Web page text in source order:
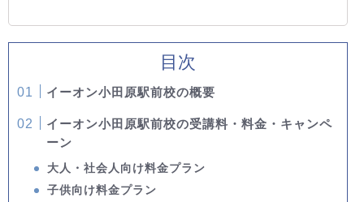
目次
イーオン小田原駅前校の概要
イーオン小田原駅前校の受講料・料金・キャンペ
ーン
大人・社会人向け料金プラン
子供向け料金プラン